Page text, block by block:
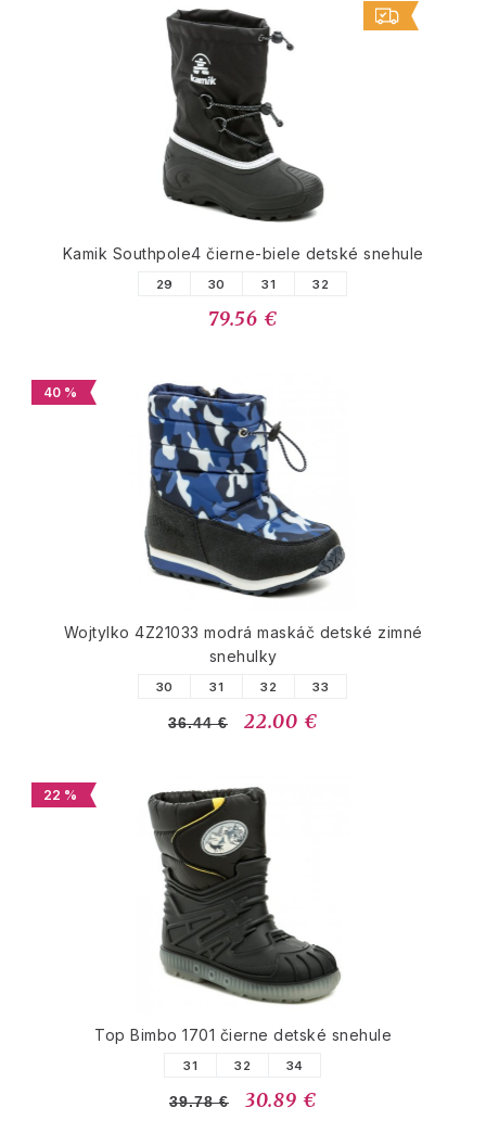
Kamik Southpole4 čierne-biele detské snehule
29 30 31 32
79.56 €
40 %
Wojtylko 4Z21033 modrá maskáč detské zimné
snehulky
30 31 32 33
36.44 € 22.00 €
22 %
Top Bimbo 1701 čierne detské snehule
31 32 34
39.78 € 30.89 €